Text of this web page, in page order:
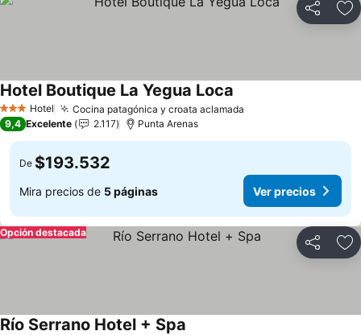
Compartir
3 Estrellas
Hotel Cocina patagónica y croata aclamada
Hotel Boutique La Yegua Loca
9,4 Excelente 2.117 Punta Arenas
De $193.532
Mira precios de 5 páginas Ver precios
Compartir
Opción destacada
Río Serrano Hotel + Spa